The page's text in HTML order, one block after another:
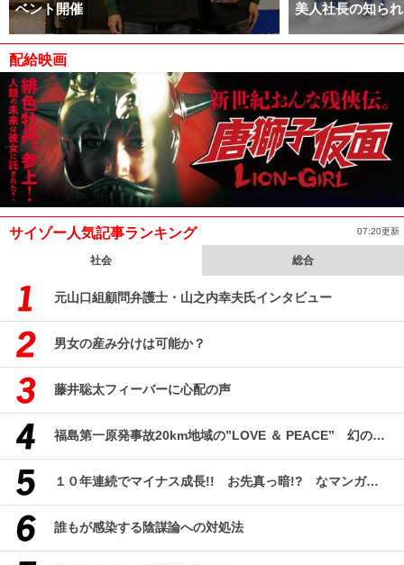
ベント開催
美人社長の知ら
配給映画
サイゾー人気記事ランキング 07:20更新
社会 総合
元山口組顧問弁護士・山之内幸夫氏インタビュー
男女の産み分けは可能か？
藤井聡太フィーバーに心配の声
福島第一原発事故20km地域の”LOVE ＆ PEACE” 幻のコミューン「獏原人村」の現在
１０年連続でマイナス成長!! お先真っ暗!? なマンガ産業研究
誰もが感染する陰謀論への対処法